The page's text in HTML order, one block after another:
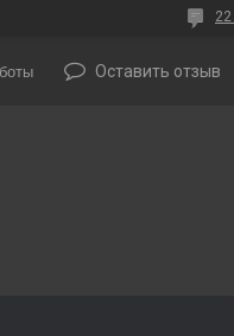
Оставить отзыв